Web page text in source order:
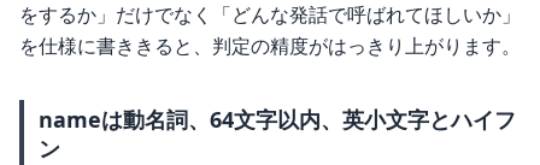
をするか」だけでなく「どんな発話で呼ばれてほしいか」
を仕様に書ききると、判定の精度がはっきり上がります。
nameは動名詞、64文字以内、英小文字とハイフ
ン